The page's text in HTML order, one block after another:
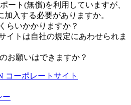
ート(無償)を利用していますが、
入する必要がありますか。
らいかかりますか？
イトは自社の規定にあわせられま
お願いはできますか？
コーポレートサイト
ー